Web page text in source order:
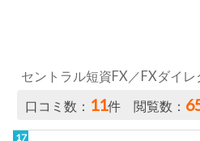
セントラル短資FX／FXダイレ
口コミ数： 11件 閲覧数：